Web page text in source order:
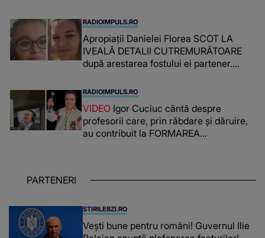
RADIOIMPULS.RO
Apropiații Danielei Florea SCOT LA
IVEALĂ DETALII CUTREMURĂTOARE
după arestarea fostului ei partener.
românca ucisă în Italia și ascunsă în
lada unui pat: " Îmi pare rău că nu am
reușit să fac mai mult pentru ea și..."
RADIOIMPULS.RO
VIDEO Igor Cuciuc cântă despre
profesorii care, prin răbdare și dăruire,
au contribuit la FORMAREA
chiar și după trecerea anilor: "De
PARTENERI
STIRILEBZI.RO
Vești bune pentru români! Guvernul Ilie